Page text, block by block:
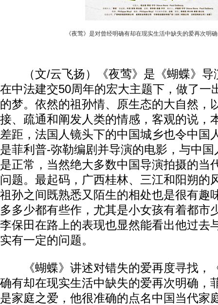
《夜莺》是对曾经明确有却在现实生活中缺失的爱再次明确
（文/云飞扬）《夜莺》是《蝴蝶》导
在中法建交50周年的宏大主题下，做了一
的梦。依然的祖孙情、原生态的大自然，
接、疏通和阐发人类的情感，客观的说，
差距，法国人镜头下的中国城乡也令中国
是菲利普-弥勒编剧并导演的电影，与中
是正常，当然绝大多数中国导演拍摄的当
问题。最起码，广西桂林、三江和阳朔的
祖孙之间既熟悉又陌生的相处也是很有趣
多多少都有些作，尤其是小女孩有着都市
李保田在路上的表现也显然能看出他过去
实有一定的问题。
《蝴蝶》讲述对错失的爱再度寻找，
确有却在现实生活中缺失的爱再次明确，
是家庭之爱，他很准确的点名中国当代家